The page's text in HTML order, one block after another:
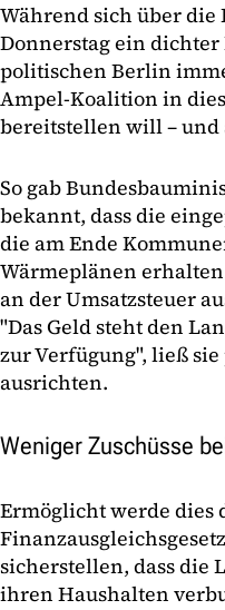
Während sich über
Donnerstag ein
politischen Berlin
Ampel-Koalition in
bereitstellen will – und
So gab
bekannt, dass die
die am Ende
Wärmeplänen
an der Umsatzsteuer
"Das Geld steht den
zur Verfügung", ließ
ausrichten.
Weniger Zuschüsse
Ermöglicht werde dies
sicherstellen, dass die
ihren Haushalten